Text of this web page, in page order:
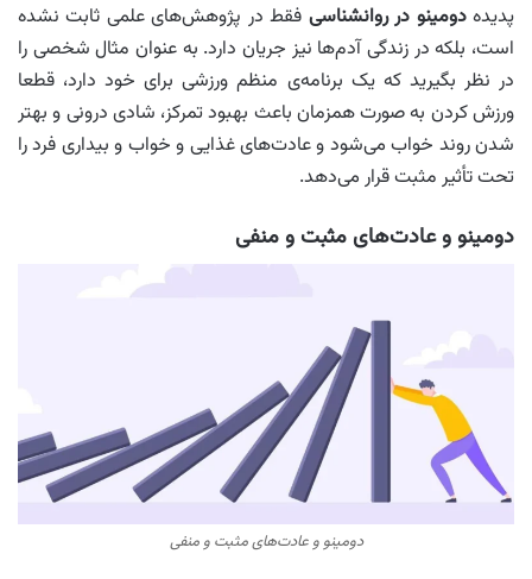
پدیدهدومینو در روانشناسی فقط در پژوهش‌های علمی ثابت نشده
است، بلکه در زندگی آدم‌ها نیز جریان دارد. به عنوان مثال شخصی را
در نظر بگیرید که یک برنامه‌ی منظم ورزشی برای خود دارد، قطعا
ورزش کردن به صورت همزمان باعث بهبود تمرکز، شادی درونی و بهتر
شدن روند خواب می‌شود و عادت‌های غذایی و خواب و بیداری فرد را
تحت تأثیر مثبت قرار می‌دهد.
دومینو و عادت‌های مثبت و منفی
دومینو و عادت‌های مثبت و منفی